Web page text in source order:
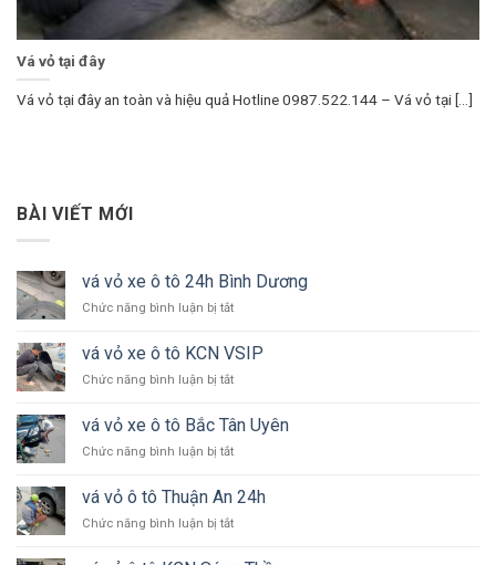
Vá vỏ tại đây
Vá vỏ tại đây an toàn và hiệu quả Hotline 0987.522.144 – Vá vỏ tại [...]
BÀI VIẾT MỚI
vá vỏ xe ô tô 24h Bình Dương
Chức năng bình luận bị tắtở
vỏ
xe
ô
24h
Dương
vá vỏ xe ô tô KCN VSIP
Chức năng bình luận bị tắtở
vỏ
xe
ô
KCN
vá vỏ xe ô tô Bắc Tân Uyên
Chức năng bình luận bị tắtở
vỏ
xe
ô
vá vỏ ô tô Thuận An 24h
Chức năng bình luận bị tắtở